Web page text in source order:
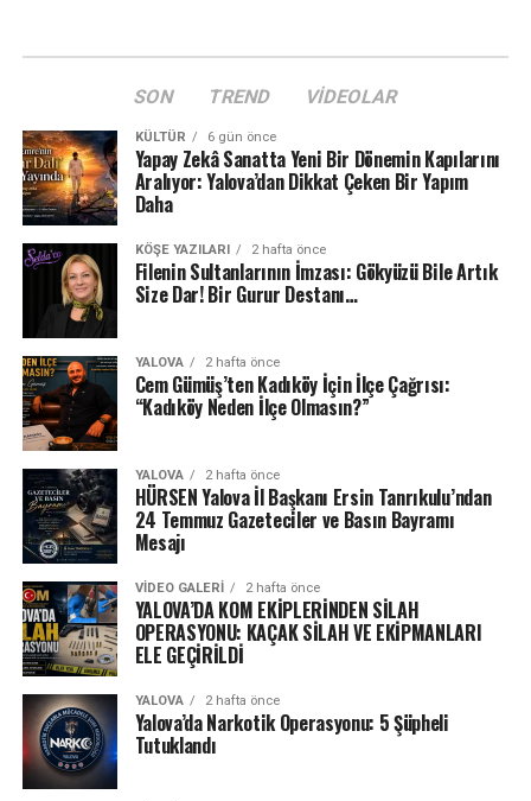
SON TREND VIDEOLAR
KÜLTÜR 6 gün önce
Yapay Zekâ Sanatta Yeni Bir Dönemin Kapılarını
Aralıyor: Yalova’dan Dikkat Çeken Bir Yapım
Daha
KÖŞE YAZILARI 2 hafta önce
Filenin Sultanlarının İmzası: Gökyüzü Bile Artık
Size Dar! Bir Gurur Destanı…
YALOVA 2 hafta önce
Cem Gümüş’ten Kadıköy İçin İlçe Çağrısı:
“Kadıköy Neden İlçe Olmasın?”
YALOVA 2 hafta önce
HÜRSEN Yalova İl Başkanı Ersin Tanrıkulu’ndan
24 Temmuz Gazeteciler ve Basın Bayramı
Mesajı
VIDEO GALERI 2 hafta önce
YALOVA’DA KOM EKİPLERİNDEN SİLAH
OPERASYONU: KAÇAK SİLAH VE EKİPMANLARI
ELE GEÇİRİLDİ
YALOVA 2 hafta önce
Yalova’da Narkotik Operasyonu: 5 Şüpheli
Tutuklandı